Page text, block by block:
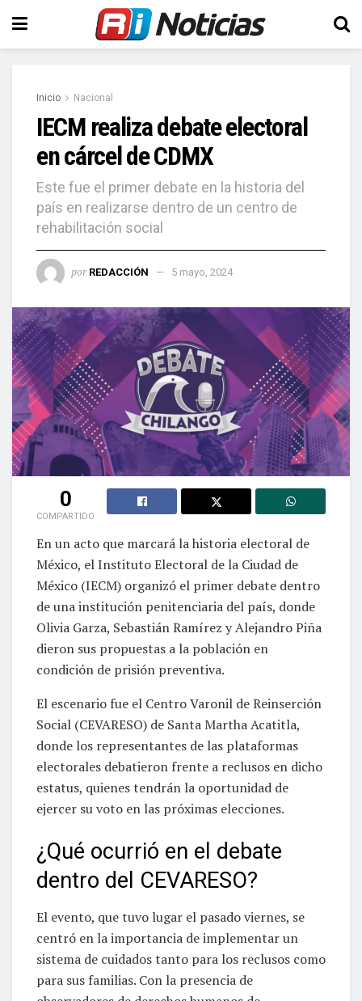
Inicio Nacional
IECM realiza debate electoral
en cárcel de CDMX
Este fue el primer debate en la historia del
país en realizarse dentro de un centro de
rehabilitación social
por REDACCIÓN 5 mayo, 2024
0
COMPARTIDO
En un acto que marcará la historia electoral de
México, el Instituto Electoral de la Ciudad de
México (IECM) organizó el primer debate dentro
de una institución penitenciaria del país, donde
Olivia Garza, Sebastián Ramírez y Alejandro Piña
dieron sus propuestas a la población en
condición de prisión preventiva.
El escenario fue el Centro Varonil de Reinserción
Social (CEVARESO) de Santa Martha Acatitla,
donde los representantes de las plataformas
electorales debatieron frente a reclusos en dicho
estatus, quienes tendrán la oportunidad de
ejercer su voto en las próximas elecciones.
¿Qué ocurrió en el debate
dentro del CEVARESO?
El evento, que tuvo lugar el pasado viernes, se
centró en la importancia de implementar un
sistema de cuidados tanto para los reclusos como
para sus familias. Con la presencia de